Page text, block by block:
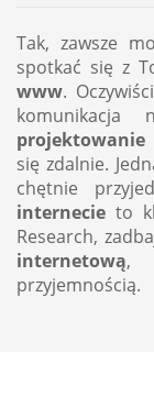
Tak, zawsze
spotkać się z
www.
się zdalnie.
chętnie
internecie to
Research,
internetową,
przyjemnością.